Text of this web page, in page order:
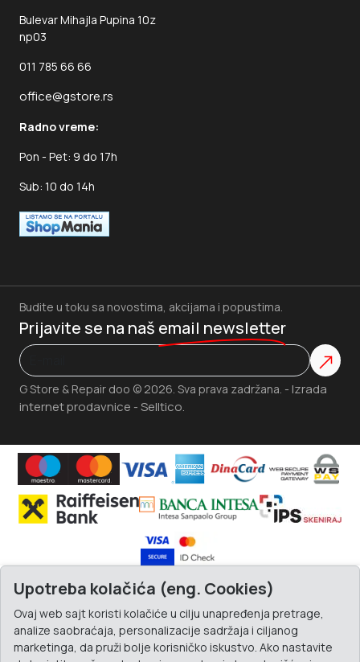
Bulevar Mihajla Pupina 10z
np03
011 785 66 66
office@gstore.rs
Radno vreme:
Pon - Pet: 9 do 17h
Sub: 10 do 14h
G Store & Repair doo © 2026. Sva prava zadržana. - Izrada
internet prodavnice - Selltico.
Budite u toku sa novostima, akcijama i popustima.
Prijavite se na naš email newsletter
Upotreba kolačića (eng. Cookies)
Ovaj web sajt koristi kolačiće u cilju unapređenja pretrage,
analize saobraćaja, personalizacije sadržaja i ciljanog
marketinga, da pruži bolje korisničko iskustvo. Ako nastavite